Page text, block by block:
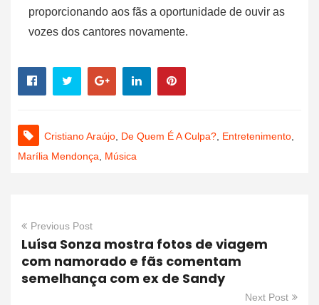
proporcionando aos fãs a oportunidade de ouvir as
vozes dos cantores novamente.
Cristiano Araújo De Quem É A Culpa? Entretenimento
Marília Mendonça
Música
Previous Post
Luísa Sonza mostra fotos de viagem
com namorado e fãs comentam
semelhança com ex de Sandy
Next Post